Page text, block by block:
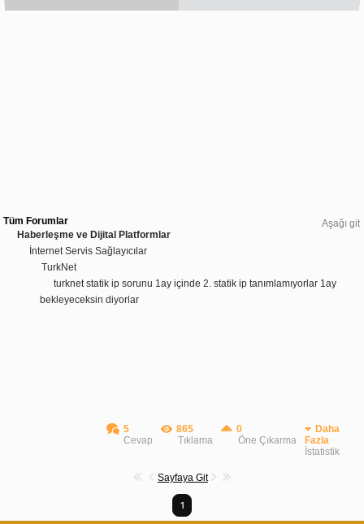
Aşağı git
Tüm Forumlar
Haberleşme ve Dijital Platformlar
İnternet Servis Sağlayıcılar
TurkNet
turknet statik ip sorunu 1ay içinde 2. statik ip tanımlamıyorlar 1ay
bekleyeceksin diyorlar
5
Cevap
865
Tıklama
0
Öne Çıkarma
Daha
Fazla
İstatistik
Sayfaya Git
1